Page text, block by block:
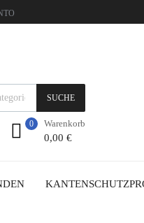
SUCHE
Warenkorb
0,00 €
0